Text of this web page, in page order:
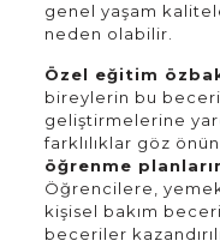
genel yaşam
neden olabilir.
Özel eğitim
bireylerin bu
geliştirmelerine
farklılıklar göz
öğrenme
Öğrencilere,
kişisel bakım
beceriler